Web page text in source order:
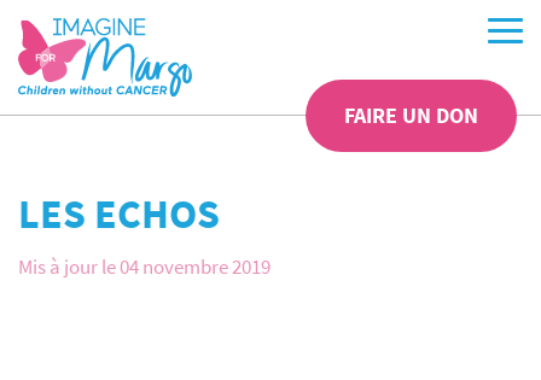
FAIRE UN DON
LES ECHOS
Mis à jour le 04 novembre 2019